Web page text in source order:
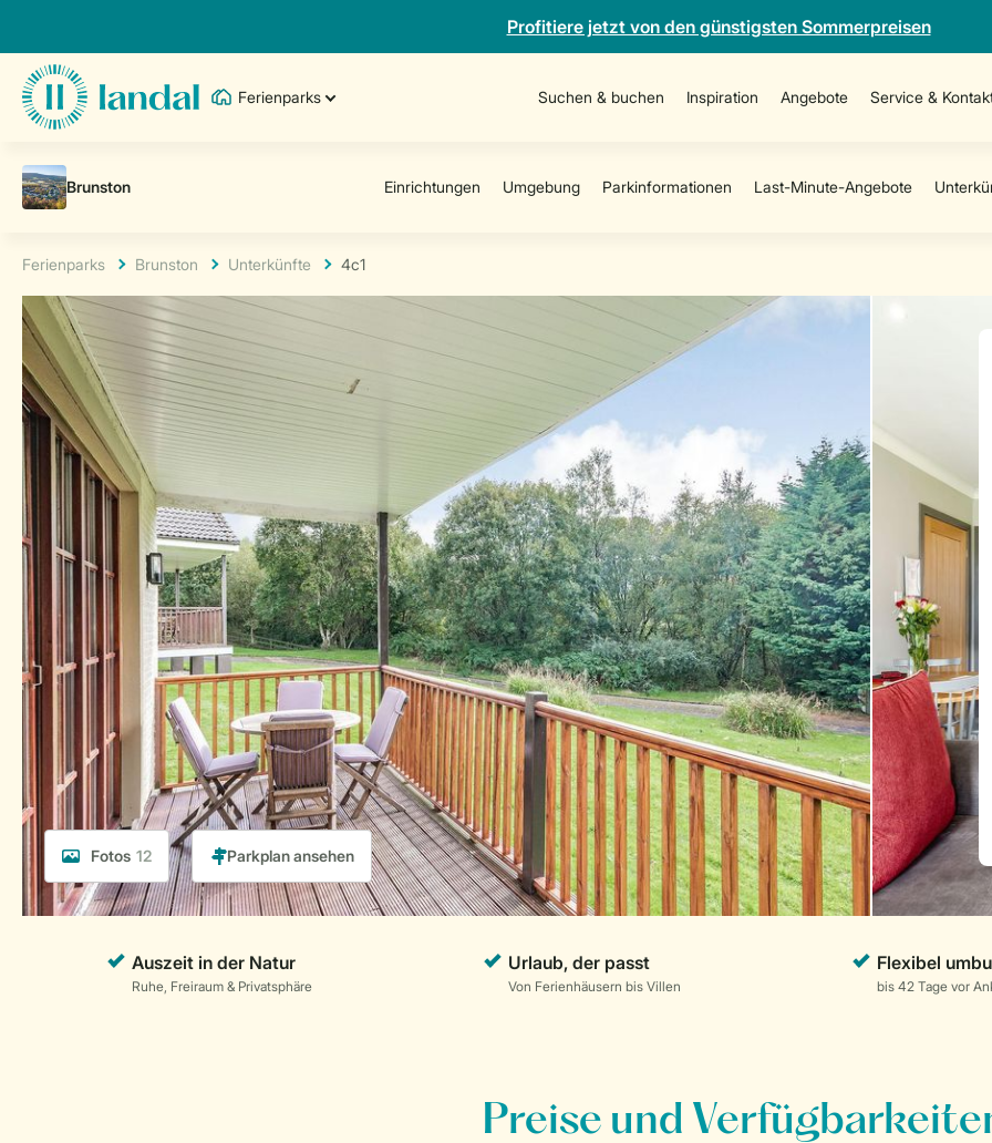
Profitiere jetzt von den günstigsten Sommerpreisen
Ferienparks Suchen & buchen Inspiration Angebote Service &
Ferienparks Brunston Unterkünfte 4c1
Fotos 12
Preise und